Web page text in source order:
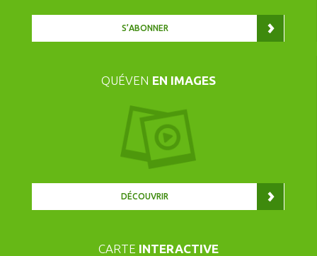
S’ABONNER
QUÉVEN EN IMAGES
DÉCOUVRIR
CARTE INTERACTIVE